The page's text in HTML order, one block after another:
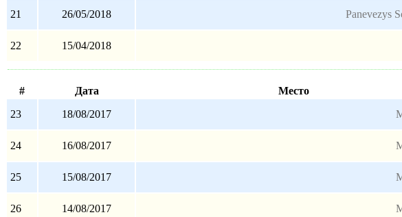
21 26/05/2018 Panevezys
22 15/04/2018
#
Дата Место
23
18/08/2017
24 16/08/2017
25 15/08/2017
26 14/08/2017